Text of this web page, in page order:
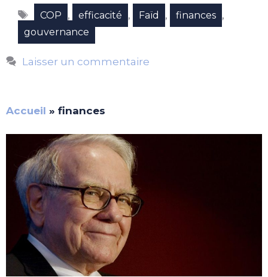
Étiquettes
COP , efficacité , Faïd , finances ,
gouvernance
Laisser un commentaire
Accueil » finances